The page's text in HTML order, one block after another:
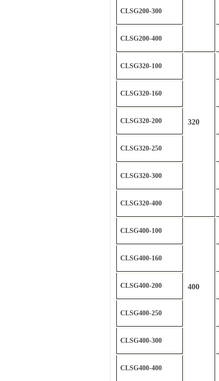
CLSG200-300
CLSG200-400
CLSG320-100
320
CLSG320-160
CLSG320-200
CLSG320-250
CLSG320-300
CLSG320-400
CLSG400-100
400
CLSG400-160
CLSG400-200
CLSG400-250
CLSG400-300
CLSG400-400